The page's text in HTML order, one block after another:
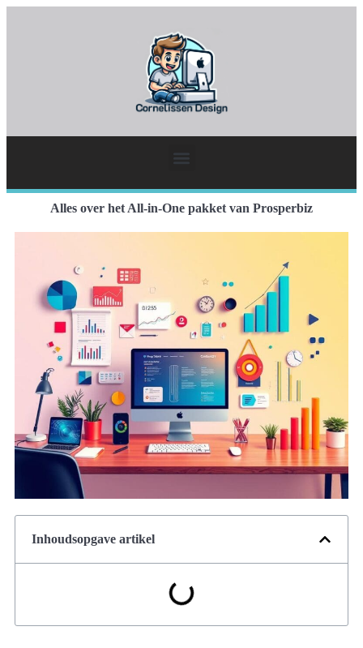
Alles over het All-in-One pakket van Prosperbiz
Inhoudsopgave artikel